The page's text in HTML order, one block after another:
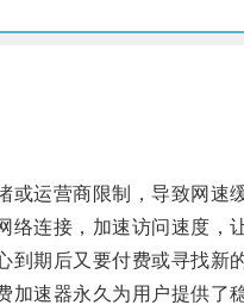
营商限制，导致网速
接，加速访问速度，
期后又要付费或寻找新的
速器永久为用户提供了稳